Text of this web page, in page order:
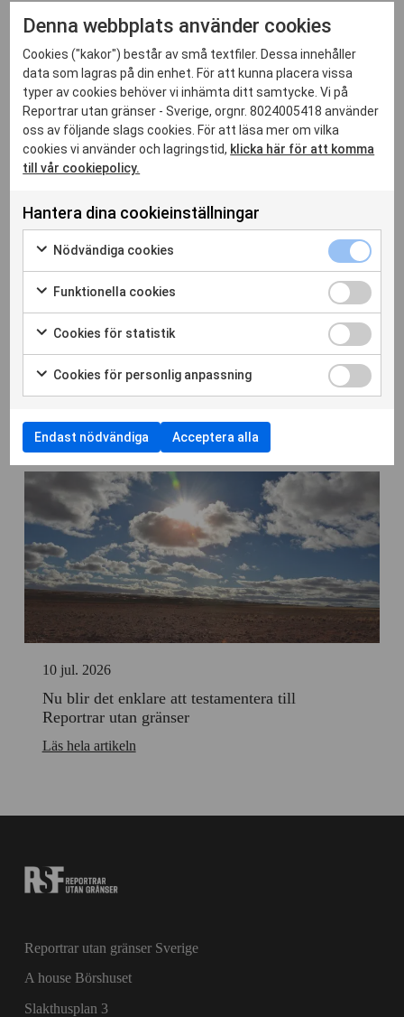
Relaterade inlägg
30 jul. 2026
Månadskrönika juli: Orden någon annan vill
rista in i oss
Läs hela artikeln
10 jul. 2026
Nu blir det enklare att testamentera till
Reportrar utan gränser
Läs hela artikeln
Reportrar utan gränser Sverige
A house Börshuset
Slakthusplan 3
Denna webbplats använder cookies
Cookies ("kakor") består av små textfiler. Dessa innehåller
data som lagras på din enhet. För att kunna placera vissa
typer av cookies behöver vi inhämta ditt samtycke. Vi på
Reportrar utan gränser - Sverige, orgnr. 8024005418 använder
oss av följande slags cookies. För att läsa mer om vilka
cookies vi använder och lagringstid, klicka här för att komma
till vår cookiepolicy.
Hantera dina cookieinställningar
Nödvändiga cookies
Markera
för
till
användning
av
cookies
kryssruta
Funktionella cookies
Markera
för
till
användning
Funktionella
cookies
cookies
kryssruta
Cookies för statistik
Markera
för
till
användning
av
Cookies
för
statistik
Cookies
för
statistik
kryssruta
Cookies för personlig anpassning
Markera
att
samtycka
användning
Cookies
för
personlig
anpassning
Cookies
för
Endast nödvändiga Acceptera alla